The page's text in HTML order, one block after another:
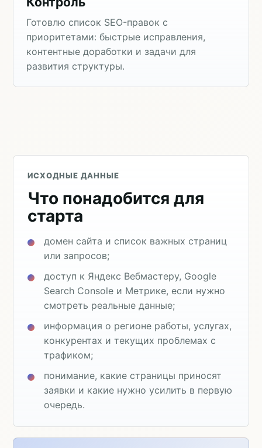
Готовлю список SEO-правок с
приоритетами: быстрые исправления,
контентные доработки и задачи для
развития структуры.
ИСХОДНЫЕ ДАННЫЕ
Что понадобится для
старта
домен сайта и список важных страниц
или запросов;
доступ к Яндекс Вебмастеру, Google
Search Console и Метрике, если нужно
смотреть реальные данные;
информация о регионе работы, услугах,
конкурентах и текущих проблемах с
трафиком;
понимание, какие страницы приносят
заявки и какие нужно усилить в первую
очередь.